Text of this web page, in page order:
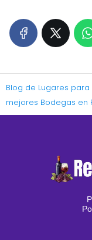
Blog de Lugares
mejores Bodegas en